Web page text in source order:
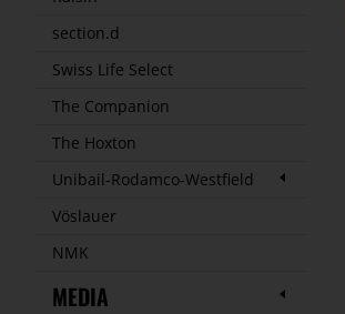
section.d
Swiss Life Select
The Companion
The Hoxton
Unibail-Rodamco-Westfield
Vöslauer
NMK
MEDIA